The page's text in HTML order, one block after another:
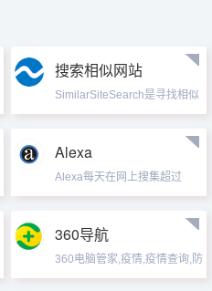
搜索相似网站
SimilarSiteSearch是寻找相似
网站的最好工具，
到关于某个主题的最佳网站。
对于用户而言，一部分人习惯
于常年只用几个固定的网站，
还有一...
Alexa
Alexa每天在网上搜集超过
1,000GB的信息，不仅给出多
其中的每一个网站进行了排
名。可以说，Alexa是当前拥
有URL数量最庞大，排名信息
发布最详尽的网站。...
360导航
360电脑管家,疫情,疫情查询,防
疫,复工防疫,软件管家,口